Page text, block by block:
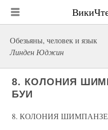
Обезьяны, человек и язык
Линден Юджин
8. КОЛОНИЯ
БУИ
8. КОЛОНИЯ